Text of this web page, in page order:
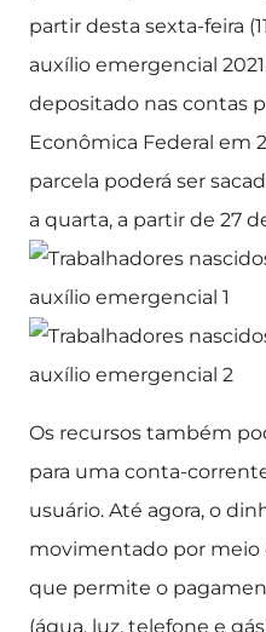
partir desta sexta-feira
auxílio emergencial
depositado nas contas
Econômica Federal em
parcela poderá ser
a quarta, a partir de 27
Os recursos também
para uma conta-
usuário. Até agora, o
movimentado por meio
que permite o
(água, luz, telefone e